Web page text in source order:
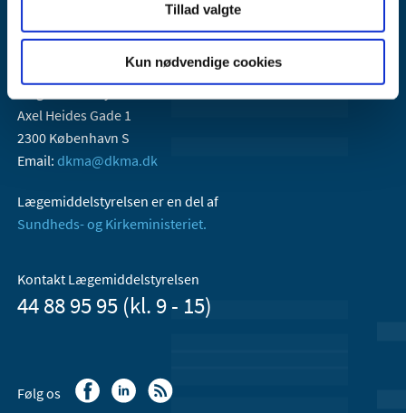
Tillad valgte
Kun nødvendige cookies
Axel Heides Gade 1
2300 København S
Email: dkma@dkma.dk
Lægemiddelstyrelsen er en del af
Sundheds- og Kirkeministeriet.
Kontakt Lægemiddelstyrelsen
44 88 95 95 (kl. 9 - 15)
Følg os